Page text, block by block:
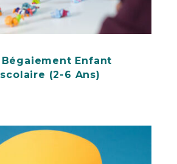
Bégaiement Enfant
(2-6 Ans)